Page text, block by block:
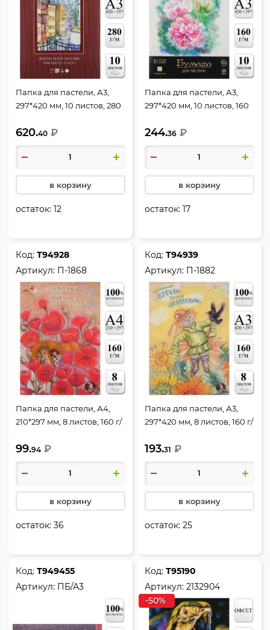
Папка для пастели, А3,
297*420 мм, 10 листов, 280
кость, Италия, Лилия
Холдинг, ПП3-сл.
620.40 ₽
в корзину
остаток:12
Папка для пастели, А3,
297*420 мм, 10 листов, 160
кость, Люкс, Луч, 32С 2082-
08
244.36 ₽
в корзину
остаток:17
Код:Т94928
Артикул: П-1868
Папка для пастели, А4,
210*297 мм, 8 листов, 160 г/
цвет ассорти 4 цвета, Сон
в маковом поле, Лилия
Холдинг, П-1868
99.94 ₽
в корзину
остаток:36
Код:Т94939
Артикул: П-1882
Папка для пастели, А3,
297*420 мм, 8 листов, 160 г/
ассорти 4 цвета, Пугало,
Лилия Холдинг, П-1882
193.31 ₽
в корзину
остаток:25
Код:Т949455
Артикул: ПБ/А3
Код:Т95190
Артикул:2132904
-50%